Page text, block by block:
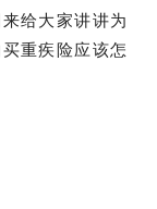
给大家讲讲为
重疾险应该怎